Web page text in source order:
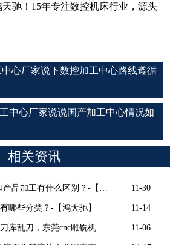
驰！ 15年专注数控机床行业，源头
中心厂家说下数控加工中心路线遵循
中心厂家说说国产加工中心情况如
相关资讯
产品加工有什么区别？-【鸿
11-30
哪些分类？-【鸿天驰】 11-14
库乱刀，东莞cnc雕铣机厂
11-06